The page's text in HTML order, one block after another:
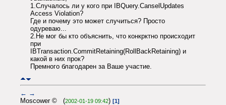
1.Случалось ли у кого при IBQuery.CanselUpdates
Access Violation?
Где и почему это может случиться? Просто
одуреваю...
2.Не мог бы кто объяснить, что конкрктно происходит
при
IBTransaction.CommitRetaining(RollBackRetaining) и
какой в них прок?
Премного благодарен за Ваше участие.
← →
Moscower © (2002-01-19 09:42) [1]